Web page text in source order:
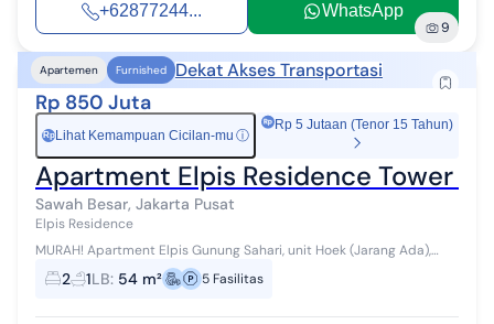
+62877244... WhatsApp
9
Apartemen Furnished Dekat Akses Transportasi
Rp 850 Juta
Rp Lihat Kemampuan Cicilan-mu ⓘ
Rp 5 Jutaan (Tenor 15 Tahun)
Apartment Elpis Residence Tower A
Sawah Besar, Jakarta Pusat
Elpis Residence
MURAH! Apartment Elpis Gunung Sahari, unit Hoek (Jarang Ada),
terdiri atas 1 Kamar Utama yang luas & 1 Kamar Anak, 2 unit AC,
Semi Furnished, View ...
2 1LB: 54 m² 5 Fasilitas